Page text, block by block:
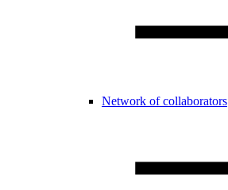
Network of collaborators